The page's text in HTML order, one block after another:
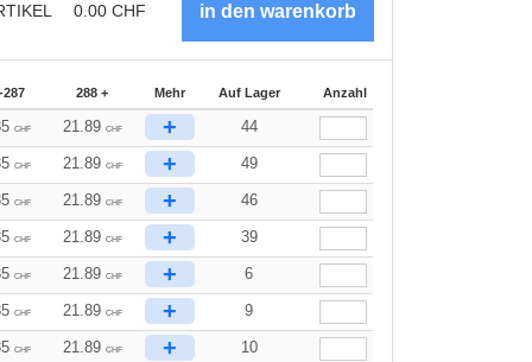
0.00 CHF
287 288 + Mehr Auf Lager Anzahl
CHF 21.89 CHF + 44
CHF 21.89 CHF + 49
CHF 21.89 CHF + 46
CHF 21.89 CHF + 39
CHF 21.89 CHF + 6
CHF 21.89 CHF + 9
CHF 21.89 CHF + 10